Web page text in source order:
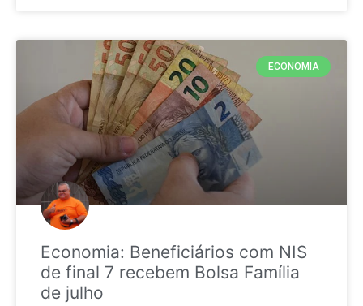
ECONOMIA
Economia: Beneficiários com NIS
de final 7 recebem Bolsa Família
de julho